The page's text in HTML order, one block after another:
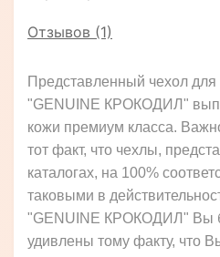
Отзывов (1)
Представленный чехол
"GENUINE КРОКОДИЛ"
кожи премиум класса.
тот факт, что чехлы,
каталогах, на 100%
таковыми в
"GENUINE КРОКОДИЛ" Вы
удивлены тому факту, что